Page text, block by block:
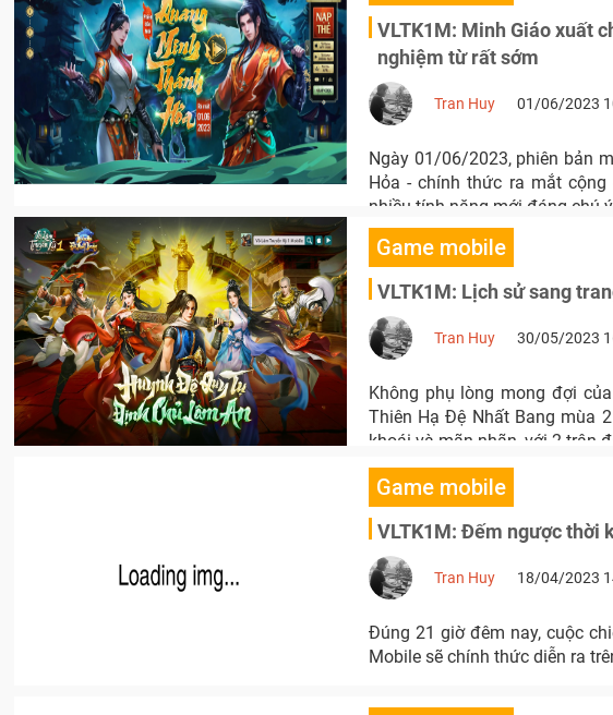
VLTK1M: Minh Giáo xuất
nghiệm từ rất sớm
Tran Huy 01/06/2023
Ngày 01/06/2023, phiên bản
Hỏa - chính thức ra mắt
nhiều tính năng mới đáng chú ý.
Game mobile
VLTK1M: Lịch sử sang
Tran Huy 30/05/2023
Không phụ lòng mong đợi
Thiên Hạ Đệ Nhất Bang mùa
khoái và mãn nhãn, với 2 trận
Game mobile
VLTK1M: Đếm ngược thời
Tran Huy 18/04/2023
Đúng 21 giờ đêm nay, cuộc
Mobile sẽ chính thức diễn ra